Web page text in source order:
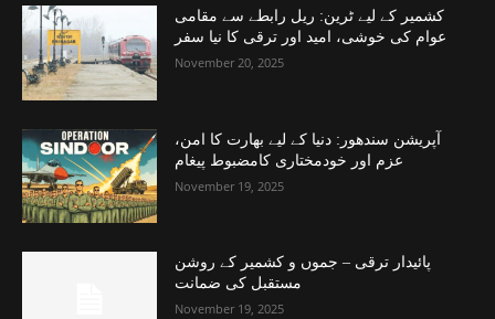
کشمیر کے لیے ٹرین: ریل رابطے سے مقامی
عوام کی خوشی، امید اور ترقی کا نیا سفر
November 20, 2025
آپریشن سندھور: دنیا کے لیے بھارت کا امن،
عزم اور خودمختاری کامضبوط پیغام
November 19, 2025
پائیدار ترقی – جموں و کشمیر کے روشن
مستقبل کی ضمانت
November 19, 2025